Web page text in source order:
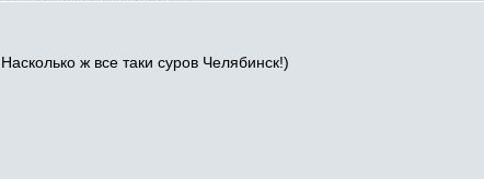
Насколько ж все таки суров Челябинск!)